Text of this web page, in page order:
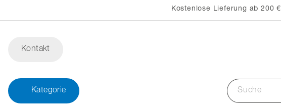
Kostenlose Lieferung ab 200 €
Kontakt
Kategorie